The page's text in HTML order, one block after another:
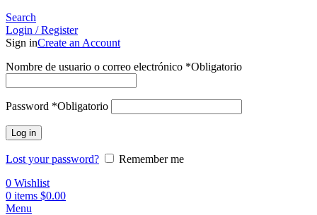
Search
Login / Register
Sign inCreate an Account
Nombre de usuario o correo electrónico *Obligatorio
Password *Obligatorio
Log in
Lost your password?
Remember me
0 Wishlist
0 items $0.00
Menu